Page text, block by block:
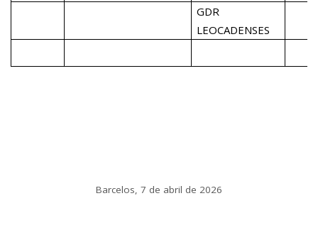
GDR
LEOCADENSES
Barcelos, 7 de abril de 2026